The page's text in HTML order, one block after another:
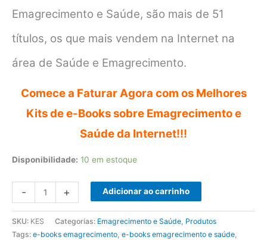
R$129,90.R$20,59.
Emagrecimento e Saúde, são mais de 51
títulos, os que mais vendem na Internet na
área de Saúde e Emagrecimento.
Comece a Faturar Agora com os Melhores
Kits de e-Books sobre Emagrecimento e
Saúde da Internet!!!
Disponibilidade: 10 em estoque
-
e-
Books
de
+ Adicionar ao carrinho
SKU: KES Categorias: Emagrecimento e Saúde, Produtos
Tags: e-books emagrecimento, e-books emagrecimento e saúde,